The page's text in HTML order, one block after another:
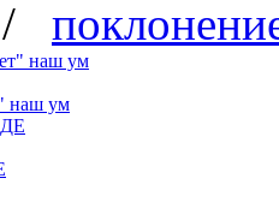
/
наш ум